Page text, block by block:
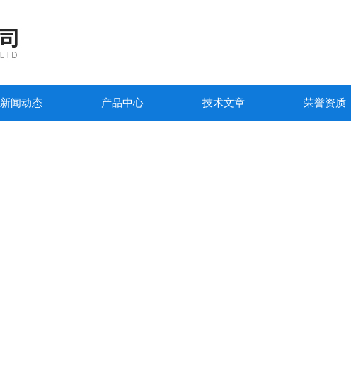
新闻动态 产品中心 技术文章 荣誉资质